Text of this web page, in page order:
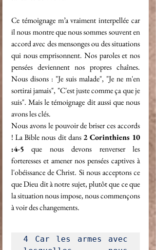
Ce témoignage m’a vraiment interpellée car
il nous montre que nous sommes souvent en
accord avec des mensonges ou des situations
qui nous emprisonnent. Nos paroles et nos
pensées deviennent nos propres chaînes.
Nous disons : "Je suis malade", "Je ne m'en
sortirai jamais", "C'est juste comme ça que je
suis". Mais le témoignage dit aussi que nous
avons les clés.
Nous avons le pouvoir de briser ces accords
! La Bible nous dit dans 2 Corinthiens 10
:4-5 que nous devons renverser les
forteresses et amener nos pensées captives à
l'obéissance de Christ. Si nous acceptons ce
que Dieu dit à notre sujet, plutôt que ce que
la situation nous impose, nous commençons
à voir des changements.
4 Car les armes avec